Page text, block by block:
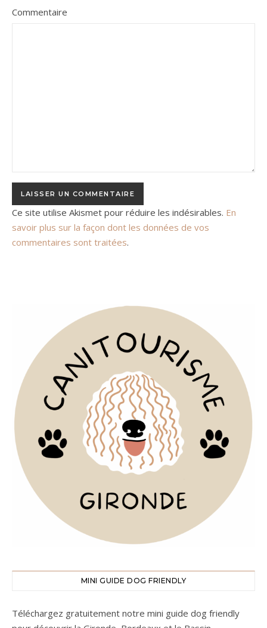
Commentaire
Ce site utilise Akismet pour réduire les indésirables. En
savoir plus sur la façon dont les données de vos
commentaires sont traitées.
MINI GUIDE DOG FRIENDLY
Téléchargez gratuitement notre mini guide dog friendly